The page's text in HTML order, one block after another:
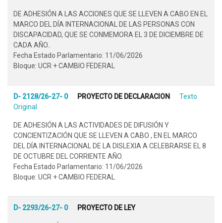
DE ADHESIÓN A LAS ACCIONES QUE SE LLEVEN A CABO EN EL
MARCO DEL DÍA INTERNACIONAL DE LAS PERSONAS CON
DISCAPACIDAD, QUE SE CONMEMORA EL 3 DE DICIEMBRE DE
CADA AÑO..
Fecha Estado Parlamentario: 11/06/2026
Bloque: UCR + CAMBIO FEDERAL
D- 2128/26-27- 0 PROYECTO DE DECLARACION
Texto
Original
DE ADHESIÓN A LAS ACTIVIDADES DE DIFUSIÓN Y
CONCIENTIZACIÓN QUE SE LLEVEN A CABO , EN EL MARCO
DEL DÍA INTERNACIONAL DE LA DISLEXIA A CELEBRARSE EL 8
DE OCTUBRE DEL CORRIENTE AÑO.
Fecha Estado Parlamentario: 11/06/2026
Bloque: UCR + CAMBIO FEDERAL
D- 2293/26-27- 0 PROYECTO DE LEY